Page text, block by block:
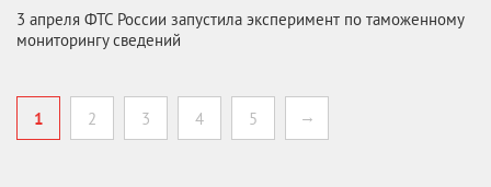
3 апреля ФТС России запустила эксперимент по таможенному
мониторингу сведений
1 2 3 4 5 →